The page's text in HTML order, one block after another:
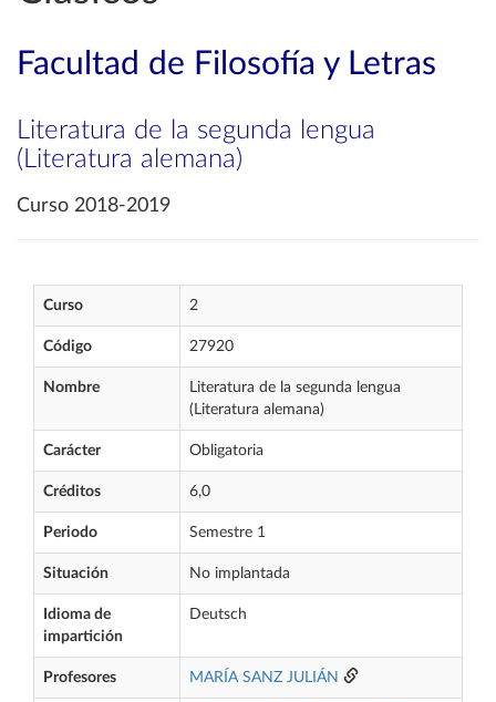
Facultad de Filosofía y Letras
Literatura de la segunda lengua
(Literatura alemana)
Curso 2018-2019
Curso 2
Código 27920
Nombre
Literatura de la segunda lengua
(Literatura alemana)
Carácter Obligatoria
Créditos 6,0
Periodo Semestre 1
Situación No implantada
Idioma de
impartición
Deutsch
Profesores MARÍA SANZ JULIÁN